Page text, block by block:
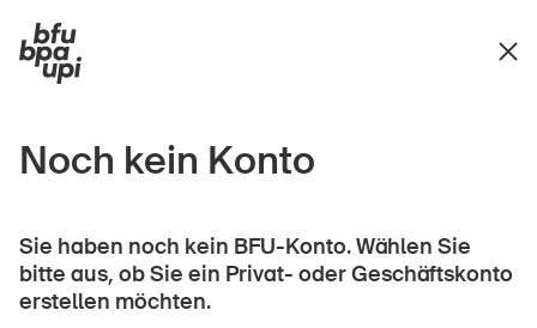
Noch kein Konto
Sie haben noch kein BFU-Konto. Wählen Sie
bitte aus, ob Sie ein Privat- oder Geschäftskonto
erstellen möchten.